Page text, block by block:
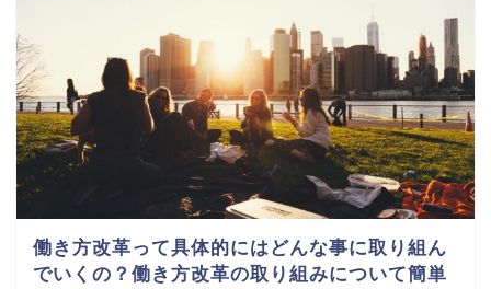
働き方改革って具体的にはどんな事に取り組ん
でいくの？働き方改革の取り組みについて簡単